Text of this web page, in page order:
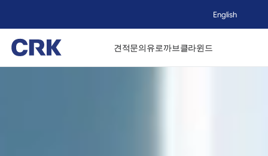
English
견적문의유로까브클라윈드